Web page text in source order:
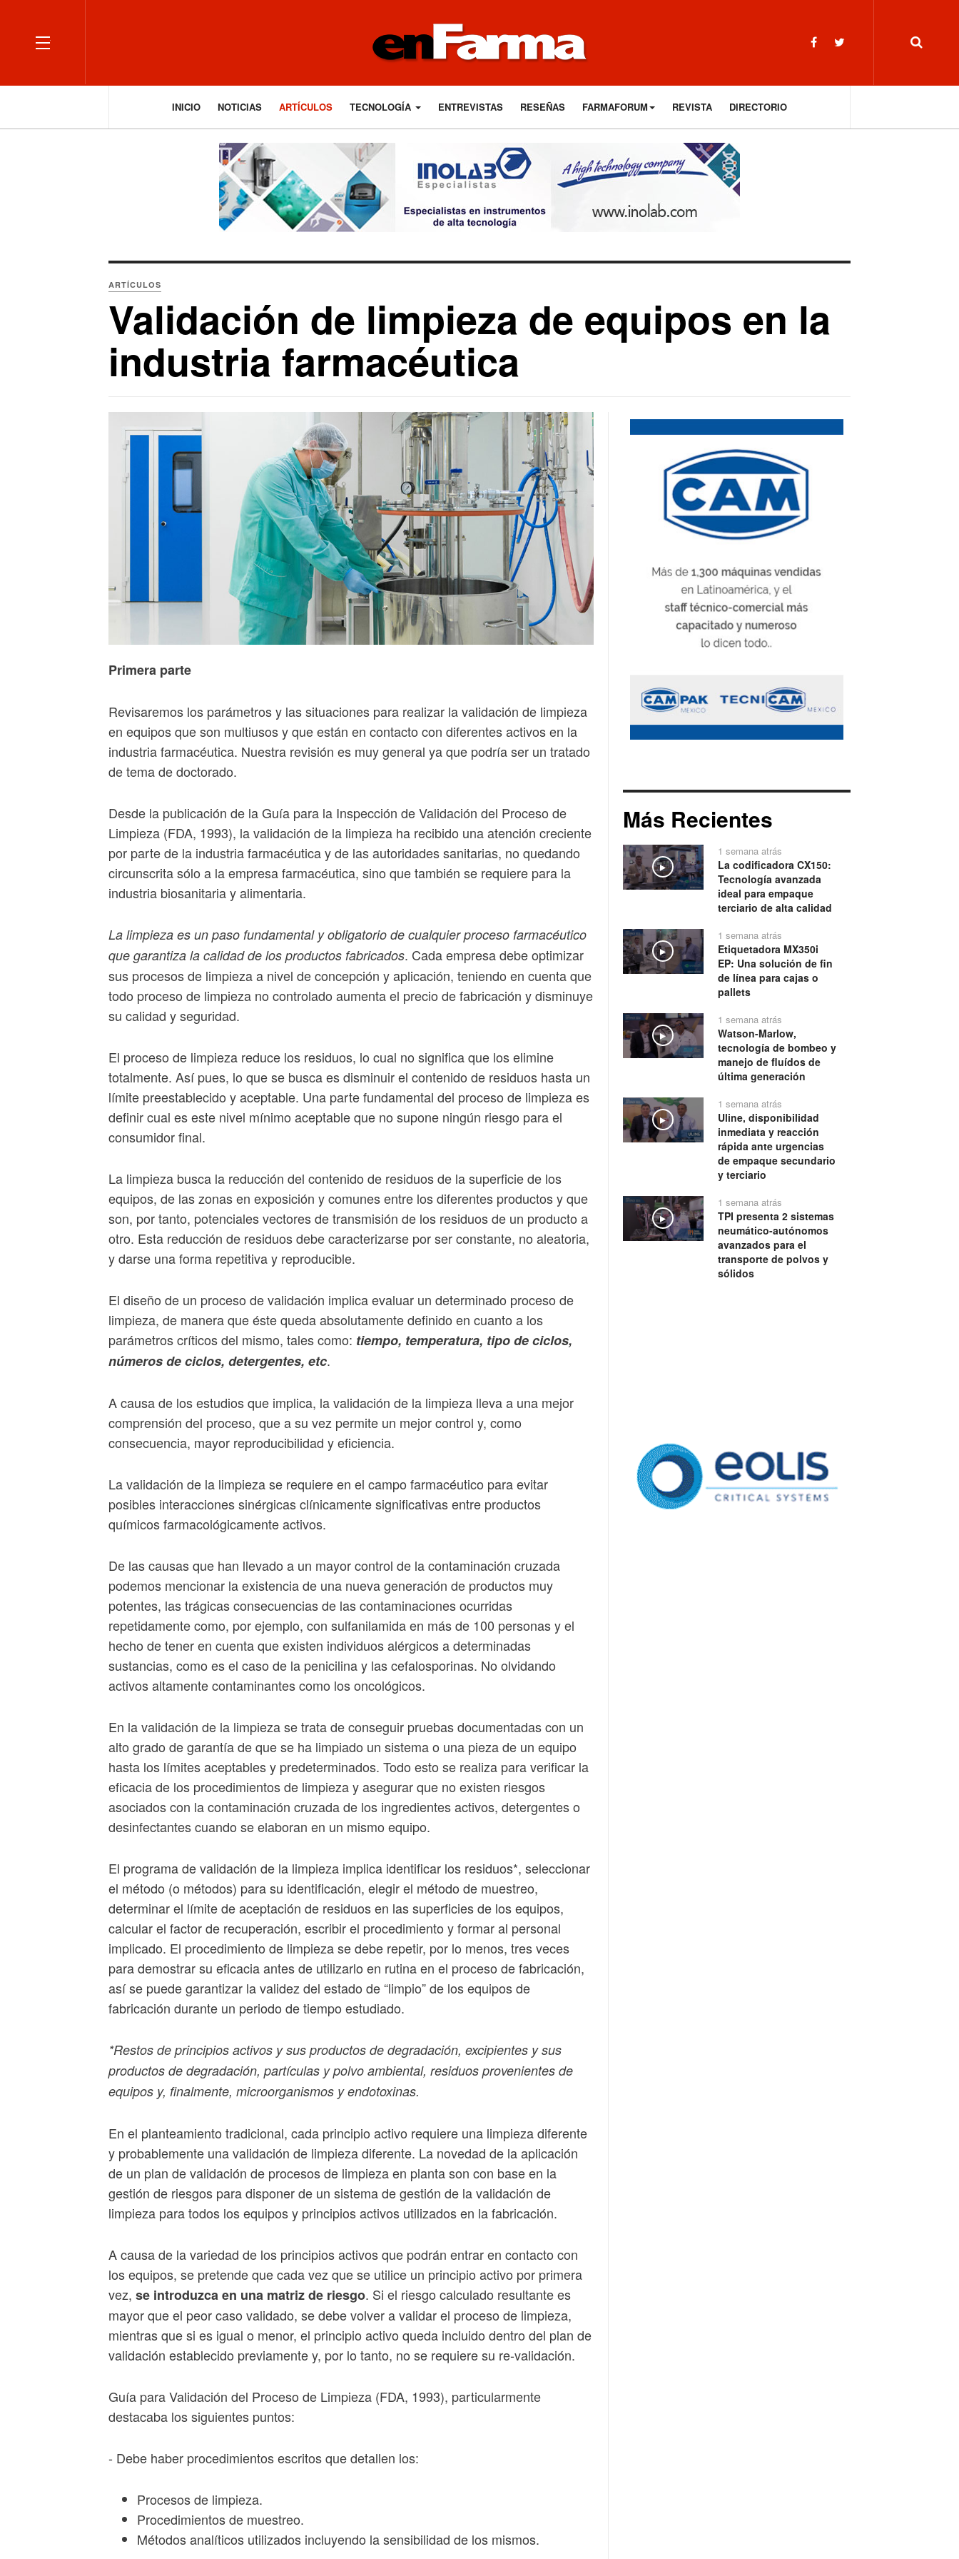
OFF CANVAS
INICIO NOTICIAS ARTÍCULOS TECNOLOGÍA ENTREVISTAS RESEÑAS FARMAFORUM REVISTA DIRECTORIO
ARTÍCULOS
Validación de limpieza de equipos en la
industria farmacéutica
Primera parte
Revisaremos los parámetros y las situaciones para realizar la validación de limpieza
en equipos que son multiusos y que están en contacto con diferentes activos en la
industria farmacéutica. Nuestra revisión es muy general ya que podría ser un tratado
de tema de doctorado.
Desde la publicación de la Guía para la Inspección de Validación del Proceso de
Limpieza (FDA, 1993), la validación de la limpieza ha recibido una atención creciente
por parte de la industria farmacéutica y de las autoridades sanitarias, no quedando
circunscrita sólo a la empresa farmacéutica, sino que también se requiere para la
industria biosanitaria y alimentaria.
La limpieza es un paso fundamental y obligatorio de cualquier proceso farmacéutico
que garantiza la calidad de los productos fabricados. Cada empresa debe optimizar
sus procesos de limpieza a nivel de concepción y aplicación, teniendo en cuenta que
todo proceso de limpieza no controlado aumenta el precio de fabricación y disminuye
su calidad y seguridad.
El proceso de limpieza reduce los residuos, lo cual no significa que los elimine
totalmente. Así pues, lo que se busca es disminuir el contenido de residuos hasta un
límite preestablecido y aceptable. Una parte fundamental del proceso de limpieza es
definir cual es este nivel mínimo aceptable que no supone ningún riesgo para el
consumidor final.
La limpieza busca la reducción del contenido de residuos de la superficie de los
equipos, de las zonas en exposición y comunes entre los diferentes productos y que
son, por tanto, potenciales vectores de transmisión de los residuos de un producto a
otro. Esta reducción de residuos debe caracterizarse por ser constante, no aleatoria,
y darse una forma repetitiva y reproducible.
El diseño de un proceso de validación implica evaluar un determinado proceso de
limpieza, de manera que éste queda absolutamente definido en cuanto a los
parámetros críticos del mismo, tales como: tiempo, temperatura, tipo de ciclos,
números de ciclos, detergentes, etc.
A causa de los estudios que implica, la validación de la limpieza lleva a una mejor
comprensión del proceso, que a su vez permite un mejor control y, como
consecuencia, mayor reproducibilidad y eficiencia.
La validación de la limpieza se requiere en el campo farmacéutico para evitar
posibles interacciones sinérgicas clínicamente significativas entre productos
químicos farmacológicamente activos.
De las causas que han llevado a un mayor control de la contaminación cruzada
podemos mencionar la existencia de una nueva generación de productos muy
potentes, las trágicas consecuencias de las contaminaciones ocurridas
repetidamente como, por ejemplo, con sulfanilamida en más de 100 personas y el
hecho de tener en cuenta que existen individuos alérgicos a determinadas
sustancias, como es el caso de la penicilina y las cefalosporinas. No olvidando
activos altamente contaminantes como los oncológicos.
En la validación de la limpieza se trata de conseguir pruebas documentadas con un
alto grado de garantía de que se ha limpiado un sistema o una pieza de un equipo
hasta los límites aceptables y predeterminados. Todo esto se realiza para verificar la
eficacia de los procedimientos de limpieza y asegurar que no existen riesgos
asociados con la contaminación cruzada de los ingredientes activos, detergentes o
desinfectantes cuando se elaboran en un mismo equipo.
El programa de validación de la limpieza implica identificar los residuos*, seleccionar
el método (o métodos) para su identificación, elegir el método de muestreo,
determinar el límite de aceptación de residuos en las superficies de los equipos,
calcular el factor de recuperación, escribir el procedimiento y formar al personal
implicado. El procedimiento de limpieza se debe repetir, por lo menos, tres veces
para demostrar su eficacia antes de utilizarlo en rutina en el proceso de fabricación,
así se puede garantizar la validez del estado de “limpio” de los equipos de
fabricación durante un periodo de tiempo estudiado.
*Restos de principios activos y sus productos de degradación, excipientes y sus
productos de degradación, partículas y polvo ambiental, residuos provenientes de
equipos y, finalmente, microorganismos y endotoxinas.
En el planteamiento tradicional, cada principio activo requiere una limpieza diferente
y probablemente una validación de limpieza diferente. La novedad de la aplicación
de un plan de validación de procesos de limpieza en planta son con base en la
gestión de riesgos para disponer de un sistema de gestión de la validación de
limpieza para todos los equipos y principios activos utilizados en la fabricación.
A causa de la variedad de los principios activos que podrán entrar en contacto con
los equipos, se pretende que cada vez que se utilice un principio activo por primera
vez, se introduzca en una matriz de riesgo. Si el riesgo calculado resultante es
mayor que el peor caso validado, se debe volver a validar el proceso de limpieza,
mientras que si es igual o menor, el principio activo queda incluido dentro del plan de
validación establecido previamente y, por lo tanto, no se requiere su re-validación.
Guía para Validación del Proceso de Limpieza (FDA, 1993), particularmente
destacaba los siguientes puntos:
- Debe haber procedimientos escritos que detallen los:
Procesos de limpieza.
Procedimientos de muestreo.
Métodos analíticos utilizados incluyendo la sensibilidad de los mismos.
Más Recientes
Play
1 semana atrás
La codificadora CX150:
Tecnología avanzada
ideal para empaque
terciario de alta calidad
Play
1 semana atrás
Etiquetadora MX350i
EP: Una solución de fin
de línea para cajas o
pallets
Play
1 semana atrás
Watson-Marlow,
tecnología de bombeo y
manejo de fluídos de
última generación
Play
1 semana atrás
Uline, disponibilidad
inmediata y reacción
rápida ante urgencias
de empaque secundario
y terciario
Play
1 semana atrás
TPI presenta 2 sistemas
neumático-autónomos
avanzados para el
transporte de polvos y
sólidos